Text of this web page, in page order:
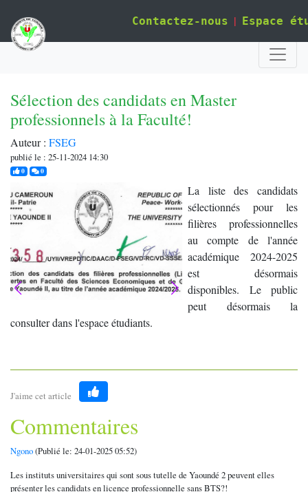
Contactez-nous | Espace
Sélection des candidats en Master
professionnels à la Faculté!
Auteur : FSEG
publié le : 25-11-2024 14:30
0j'aime0commentaires
La liste des candidats
sélectionnés pour les
filières professionnelles
au compte de l'année
académique 2024-2025
est désormais
disponibles. Le public
peut désormais la
consulter dans l'espace étudiants.
J'aime cet article
Like
Commentaires
Ngono(Publié le: 24-01-2025 05:52)
Les instituts universitaires qui sont sous tutelle de Yaoundé 2 peuvent elles
présenter les candidats en licence professionnelle sans BTS?!